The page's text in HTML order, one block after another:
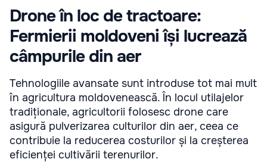
Drone în loc de tractoare:
Fermierii moldoveni își lucrează
câmpurile din aer
Tehnologiile avansate sunt introduse tot mai mult
în agricultura moldovenească. În locul utilajelor
tradiționale, agricultorii folosesc drone care
asigură pulverizarea culturilor din aer, ceea ce
contribuie la reducerea costurilor și la creșterea
eficienței cultivării terenurilor.